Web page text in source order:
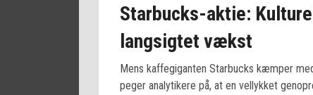
Starbucks-aktie:
langsigtet vækst
Mens kaffegiganten Starbucks kæmper
peger analytikere på, at en vellykket